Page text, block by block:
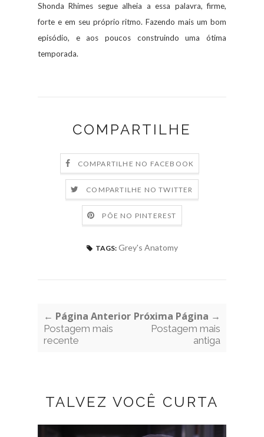
Shonda Rhimes segue alheia a essa palavra, firme,
forte e em seu próprio ritmo. Fazendo mais um bom
episódio, e aos poucos construindo uma ótima
temporada.
COMPARTILHE
COMPARTILHE NO FACEBOOK
COMPARTILHE NO TWITTER
PÕE NO PINTEREST
TAGS: Grey's Anatomy
← Página Anterior
Postagem mais
recente
Próxima Página →
Postagem mais
antiga
TALVEZ VOCÊ CURTA